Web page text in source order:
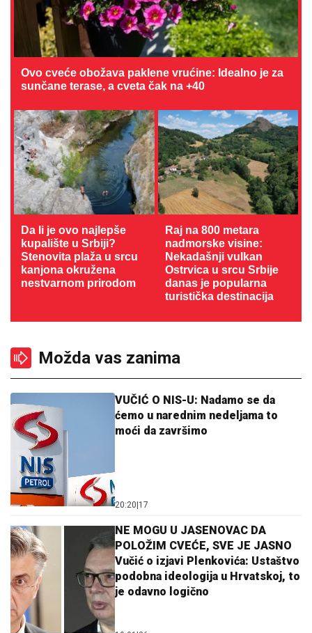
Ovo cveće obožava paklene vrućine: Idealno je za
sunčane terase, a cveta čak na +40
Da li je ovo najlepše
kupalište u Srbiji?
Stenovita plaža u srcu
kanjona okružena
nestvarnom prirodom
Raj na 800 metara
nadmorske visine:
Nekadašnji vulkan
Ostrvica u srcu Srbije
danas je popularna
turistička destinacija
Možda vas zanima
VUČIĆ O NIS-U: Nadamo se da
ćemo u narednim nedeljama to
moći da završimo
20:20 17
NE MOGU U JASENOVAC DA
POLOŽIM CVEĆE, SVE JE JASNO
Vučić o izjavi Plenkovića: Ustaštvo
podobna ideologija u Hrvatskoj, to
je odavno logično